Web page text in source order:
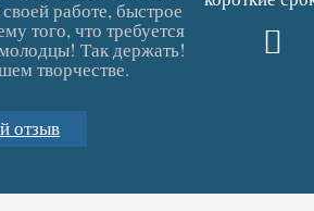
работе, быстрое
того, что требуется
Так держать!
творчестве.
отзыв